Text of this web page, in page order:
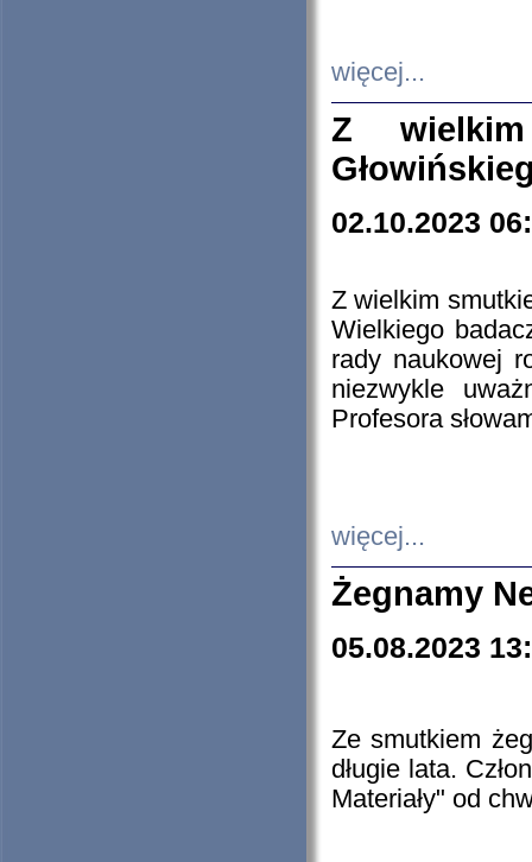
więcej...
Z
02.10.2023
Z wielkim
Wielkiego
rady naukowej
niezwykle
Profesora
więcej...
Żegnamy
05.08.2023
Ze smutkiem
długie lata.
Materiały" od